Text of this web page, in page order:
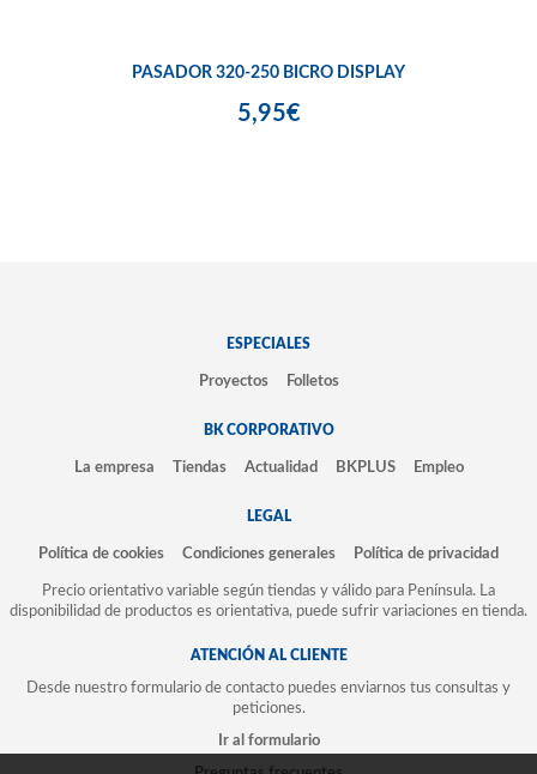
PASADOR 320-250 BICRO DISPLAY
5,95€
ESPECIALES
Proyectos Folletos
BK CORPORATIVO
La empresa Tiendas Actualidad BKPLUS Empleo
LEGAL
Política de cookies Condiciones generales Política de privacidad
Precio orientativo variable según tiendas y válido para Península. La
disponibilidad de productos es orientativa, puede sufrir variaciones en tienda.
ATENCIÓN AL CLIENTE
Desde nuestro formulario de contacto puedes enviarnos tus consultas y
peticiones.
Ir al formulario